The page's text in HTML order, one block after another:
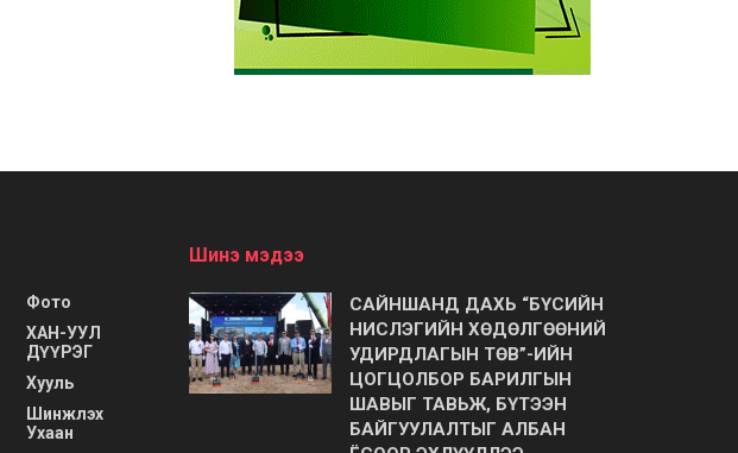
Фото
ХАН-УУЛ
ДҮҮРЭГ
Хууль
Шинжлэх
Ухаан
Шинэ мэдээ
САЙНШАНД ДАХЬ “БҮСИЙН
НИСЛЭГИЙН ХӨДӨЛГӨӨНИЙ
УДИРДЛАГЫН ТӨВ”-ИЙН
ЦОГЦОЛБОР БАРИЛГЫН
ШАВЫГ ТАВЬЖ, БҮТЭЭН
БАЙГУУЛАЛТЫГ АЛБАН